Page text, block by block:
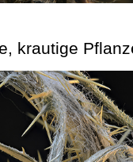
krautige